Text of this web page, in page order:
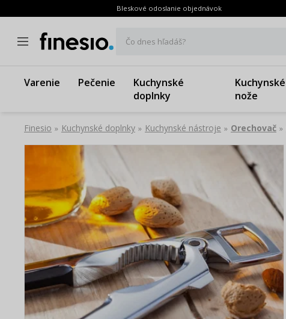
Bleskové odoslanie objednávok
Čo dnes hľadáš?
Varenie Pečenie
Kuchynské
doplnky
Kuchynské
nože
Finesio » Kuchynské doplnky » Kuchynské nástroje » Orechovač »